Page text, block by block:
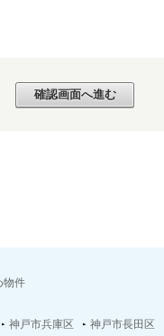
物件
神戸市兵庫区 神戸市長田区